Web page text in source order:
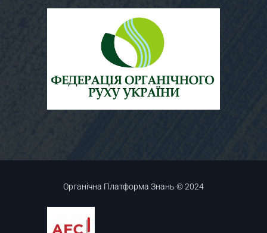
Органічна Платформа Знань © 2024